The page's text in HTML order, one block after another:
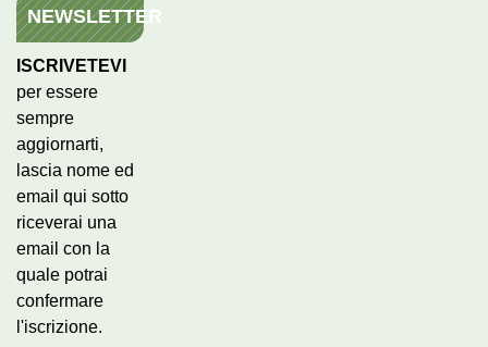
NEWSLETTER
ISCRIVETEVI
per essere
sempre
aggiornarti,
lascia nome ed
email qui sotto
riceverai una
email con la
quale potrai
confermare
l'iscrizione.